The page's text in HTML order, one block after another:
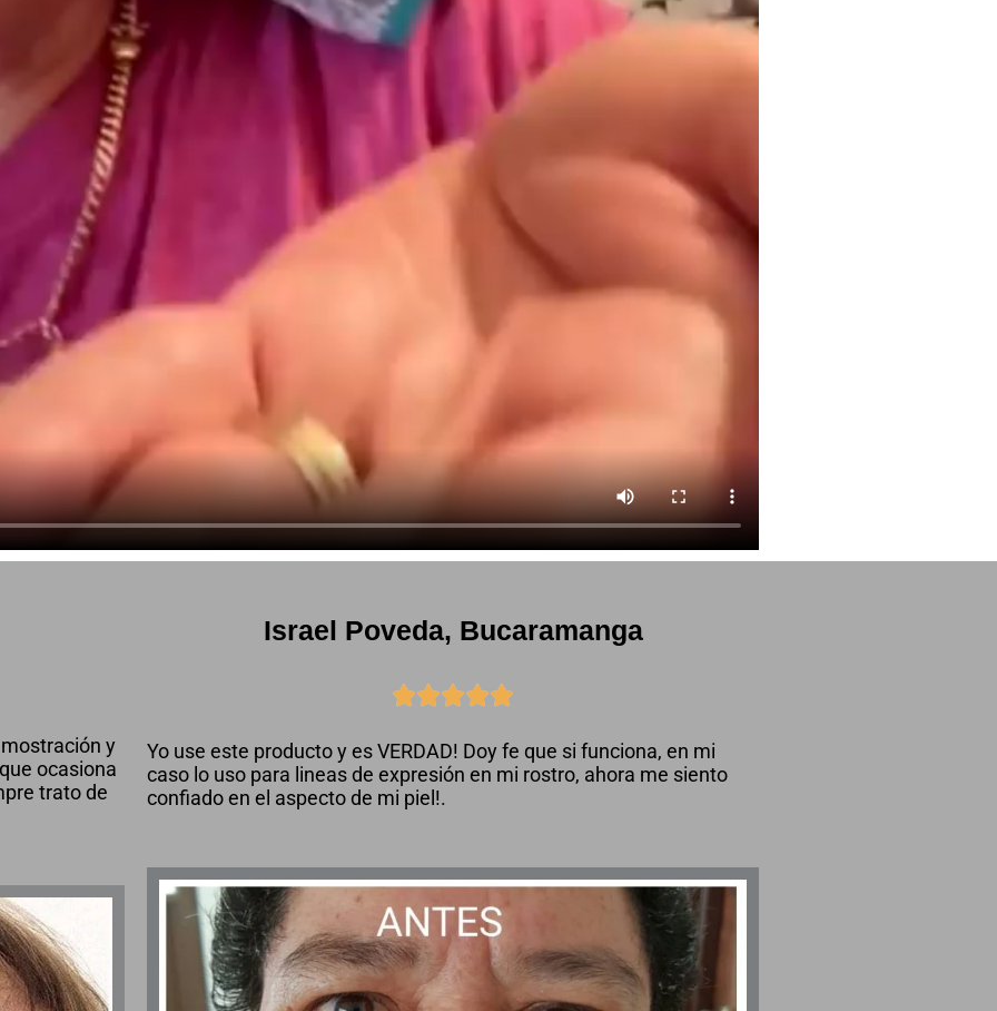
y
ocasiona
trato de
Israel Poveda, Bucaramanga

Yo use este producto y es VERDAD! Doy fe que si funciona, en mi
caso lo uso para lineas de expresión en mi rostro, ahora me siento
confiado en el aspecto de mi piel!.